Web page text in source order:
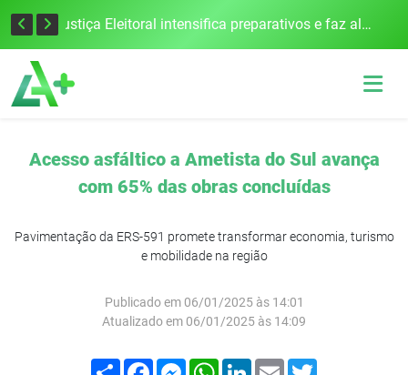
Escolas da 21ª CRE se destacam no IDEB com altos índices e avanços Justiça Eleitoral intensifica preparativos e faz alertas para as Eleições 2026 na 94ª Zona Eleitoral
Acesso asfáltico a Ametista do Sul avança
com 65% das obras concluídas
Pavimentação da ERS-591 promete transformar economia, turismo
e mobilidade na região
Publicado em 06/01/2025 às 14:01
Atualizado em 06/01/2025 às 14:09
Compartilhar
FacebookMessenger
WhatsApp
LinkedIn
Email